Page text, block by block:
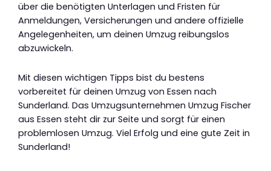
über die benötigten Unterlagen und Fristen für
Anmeldungen, Versicherungen und andere offizielle
Angelegenheiten, um deinen Umzug reibungslos
abzuwickeln.
Mit diesen wichtigen Tipps bist du bestens
vorbereitet für deinen Umzug von Essen nach
Sunderland. Das Umzugsunternehmen Umzug Fischer
aus Essen steht dir zur Seite und sorgt für einen
problemlosen Umzug. Viel Erfolg und eine gute Zeit in
Sunderland!